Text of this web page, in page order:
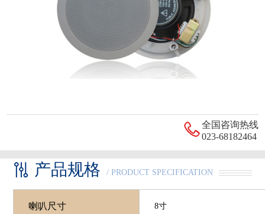
全国咨询热线
023-68182464
产品规格 / PRODUCT SPECIFICATION
喇叭尺寸 8寸